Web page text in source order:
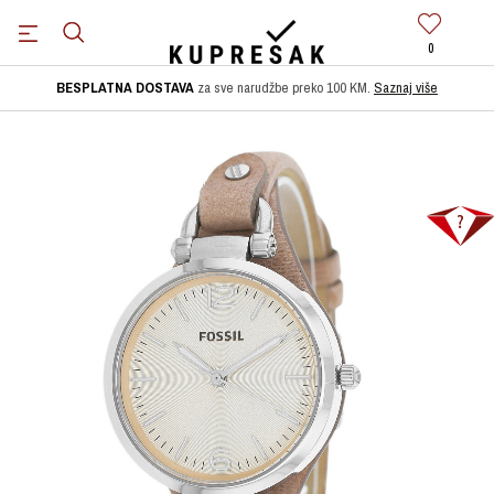
0
BESPLATNA DOSTAVA za sve narudžbe preko 100 KM. Saznaj više